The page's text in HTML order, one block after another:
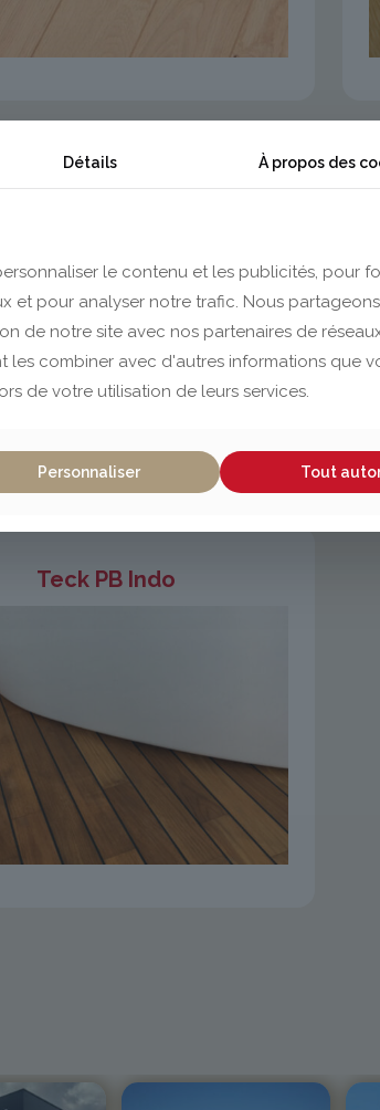
Pin Sans Noeuds
Teck PB Indo
Détails À propos des
le contenu et les publicités, pour
et pour analyser notre trafic. Nous
de notre site avec nos partenaires de
les combiner avec d'autres informations que
de votre utilisation de leurs services.
Personnaliser Tout